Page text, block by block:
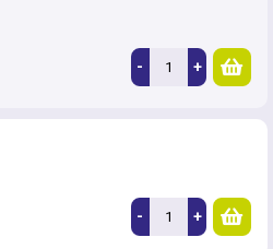
- +
- +